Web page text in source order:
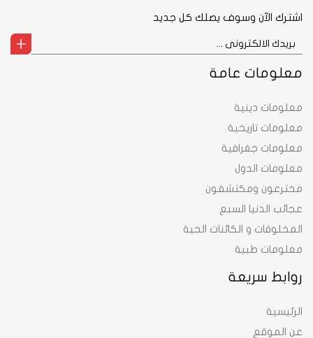
روابط سريعة
الرئيسية
عن الموقع
معلومات عامة
معلومات دينية
معلومات تاريخية
معلومات جغرافية
معلومات الدول
مخترعون ومكتشفون
عجائب الدنيا السبع
المخلوقات و الكائنات الحية
معلومات طبية
اشترك الآن وسوف يصلك كل جديد